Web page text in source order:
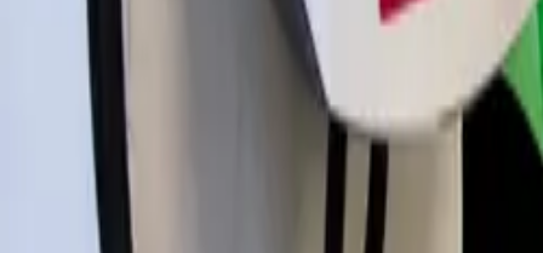
Subsidie voor zakelijk
Je wil zakelijk overstappen naar een elektrisch voertuig. En zou
In deze blog geven wij een overzicht van de vier
Wil je concrete hulp bij de overstap naar een elektrische